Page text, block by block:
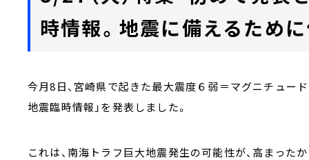
時情報。地震に備えるため
今月8日、宮崎県で起きた最大震度６弱＝マグニチュー
地震臨時情報」を発表しました。
これは、南海トラフ巨大地震発生の可能性が、高まった